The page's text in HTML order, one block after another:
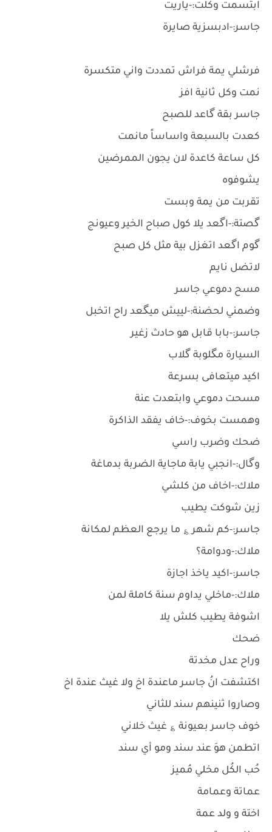
ابتسمت وكلت:-ياريت
جاسر:-ادبسزية صايرة
فرشلي يمة فراش تمددت واني متكسرة
نمت وكل ثانية افز
جاسر بقة گاعد للصبح
كعدت بالسبعة واساساً مانمت
كل ساعة كاعدة لان يجون الممرضين
يشوفوه
تقربت من يمة وبست
گصتة:-اگعد يلا كول صباح الخير وعيونج
گوم اگعد اتغزل بية مثل كل صبح
لاتضل نايم
مسح دموعي جاسر
وضمني لحضنة:-لييش ميگعد راح اتخبل
جاسر:-بابا قابل هو حادث زغير
السيارة مگلوبة گلاب
اكيد ميتعافى بسرعة
مسحت دموعي وابتعدت عنة
وهمست بخوف:-خاف يفقد الذاكرة
ضحك وضرب راسي
وگال:-انجبي يابة ماجاية الضربة بدماغة
ملاك:-اخاف من كلشي
زين شوكت يطيب
جاسر:-كم شهر ؏ ما يرجع العظم لمكانة
ملاك:-ودوامة؟
جاسر:-اكيد ياخذ اجازة
ملاك:-ماخلي يداوم سنة كاملة لمن
اشوفة يطيب كلش يلا
ضحك
وراح عدل مخدتة
اكتشفت انُ جاسر ماعندة اخ ولا غيث عندة اخ
وصاروا ثنينهم سند للثاني
خوف جاسر بعيونة ؏ غيث خلاني
اتطمن هوَ عند سند ومو أي سند
حُب الكُل مخلي مُميز
عماتة وعمامة
اختة و ولد عمة